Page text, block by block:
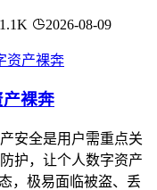
1.1K 2026-08-09
裸奔
安全是用户需重点关
护，让个人数字资产
，极易面临被盗、丢